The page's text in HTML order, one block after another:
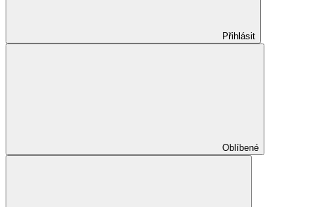
Přihlásit
Oblíbené